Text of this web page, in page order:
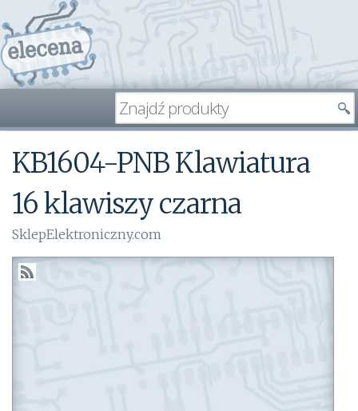
KB1604-PNB Klawiatura
16 klawiszy czarna
SklepElektroniczny.com